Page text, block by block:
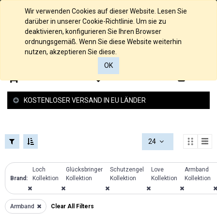
Deutsch
0
Wir verwenden Cookies auf dieser Website. Lesen Sie
darüber in unserer Cookie-Richtlinie. Um sie zu
deaktivieren, konfigurieren Sie Ihren Browser
ordnungsgemäß. Wenn Sie diese Website weiterhin
nutzen, akzeptieren Sie diese.
OK
KOSTENLOSER VERSAND IN EU LÄNDER
24
KOLLEKTIONEN
Loch
Kollektion
Raue
Glücksbringer
Kollektion
2 -und 4
Kollektion
Love
Kollektion
Armband
Kollektion
ARMBANDLÄNGE
FILTERS
KATEGORIEN
Alle
Gelbgold
585/000
Palladium
Rosegold
935/000
925/000
Silber
Anhänger
Gold
Anhänger
Brand:
Loch
Kollektion
Glücksbringer
Kollektion
Schutzengel
Kollektion
Love
Kollektion
Armband
Kollektion
Armband Clear All Filters